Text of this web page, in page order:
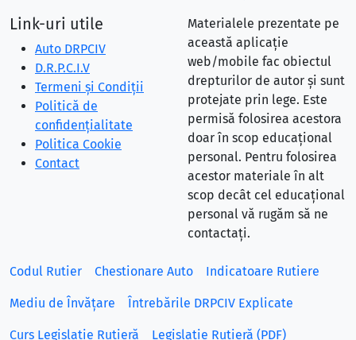
Link-uri utile
Auto DRPCIV
D.R.P.C.I.V
Termeni și Condiții
Politică de
confidențialitate
Politica Cookie
Contact
Materialele prezentate pe
această aplicație
web/mobile fac obiectul
drepturilor de autor și sunt
protejate prin lege. Este
permisă folosirea acestora
doar în scop educațional
personal. Pentru folosirea
acestor materiale în alt
scop decât cel educațional
personal vă rugăm să ne
contactați.
Codul Rutier Chestionare Auto Indicatoare Rutiere
Mediu de Învățare Întrebările DRPCIV Explicate
Curs Legislație Rutieră Legislație Rutieră (PDF)